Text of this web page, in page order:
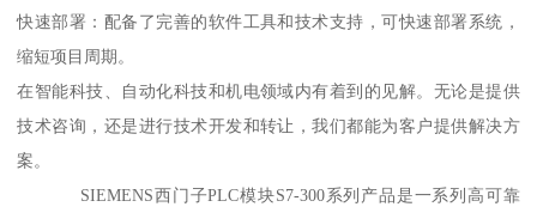
快速部署：配备了完善的软件工具和技术支持，可快速部署系统，
缩短项目周期。
在智能科技、自动化科技和机电领域内有着到的见解。无论是提供
技术咨询，还是进行技术开发和转让，我们都能为客户提供解决方
案。
SIEMENS西门子PLC模块S7-300系列产品是一系列高可靠